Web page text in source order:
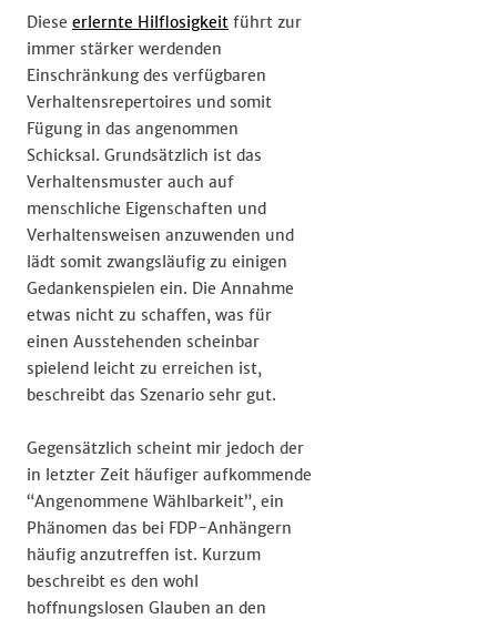
Diese erlernte Hilflosigkeit führt zur
immer stärker werdenden
Einschränkung des verfügbaren
Verhaltensrepertoires und somit
Fügung in das angenommen
Schicksal. Grundsätzlich ist das
Verhaltensmuster auch auf
menschliche Eigenschaften und
Verhaltensweisen anzuwenden und
lädt somit zwangsläufig zu einigen
Gedankenspielen ein. Die Annahme
etwas nicht zu schaffen, was für
einen Ausstehenden scheinbar
spielend leicht zu erreichen ist,
beschreibt das Szenario sehr gut.
Gegensätzlich scheint mir jedoch der
in letzter Zeit häufiger aufkommende
“Angenommene Wählbarkeit”, ein
Phänomen das bei FDP-Anhängern
häufig anzutreffen ist. Kurzum
beschreibt es den wohl
hoffnungslosen Glauben an den